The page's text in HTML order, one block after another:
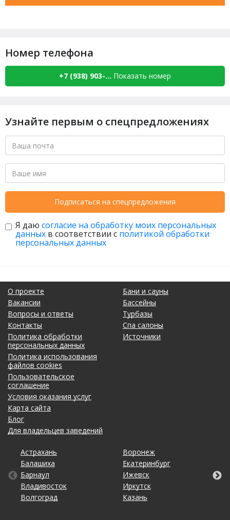
Номер телефона
+7 (938) 903-... Показать номер
Узнайте первым о спецпредложениях
Подписаться на спецпредложения
Я даю согласие на обработку моих персональных
данных в соответствии с политикой обработки
персональных данных
О проекте
Вакансии
Вопросы и ответы
Контакты
Политика обработки
персональных данных
Политика использования
файлов cookies
Пользовательское
соглашение
Условия оказания услуг
Карта сайта
Блог
Для владельцев заведений
Бани и сауны
Бассейны
Турбазы
Спа салоны
Источники
Астрахань
Балашиха
Барнаул
Владивосток
Волгоград
Воронеж
Екатеринбург
Ижевск
Иркутск
Казань
Калининград
Кемерово
Киров
Краснодар
Красноярск
Липецк
Махачкала
Москва
Набережные Челны
Нижний Новгород
Новосибирск
Омск
Оренбург
Пенза
Пермь
Ростов-на-Дону
Рязань
Самара
Санкт-Петербург
Саратов
Ставрополь
Тольятти
Томск
Тула
Тюмень
Ульяновск
Уфа
Хабаровск
Чебоксары
Челябинск
Ярославль